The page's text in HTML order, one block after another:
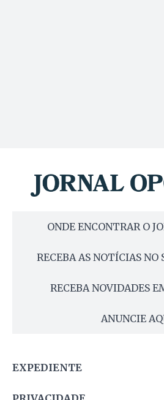
ONDE ENCONTRAR O
RECEBA AS NOTÍCIAS NO
RECEBA NOVIDADES
ANUNCIE
EXPEDIENTE